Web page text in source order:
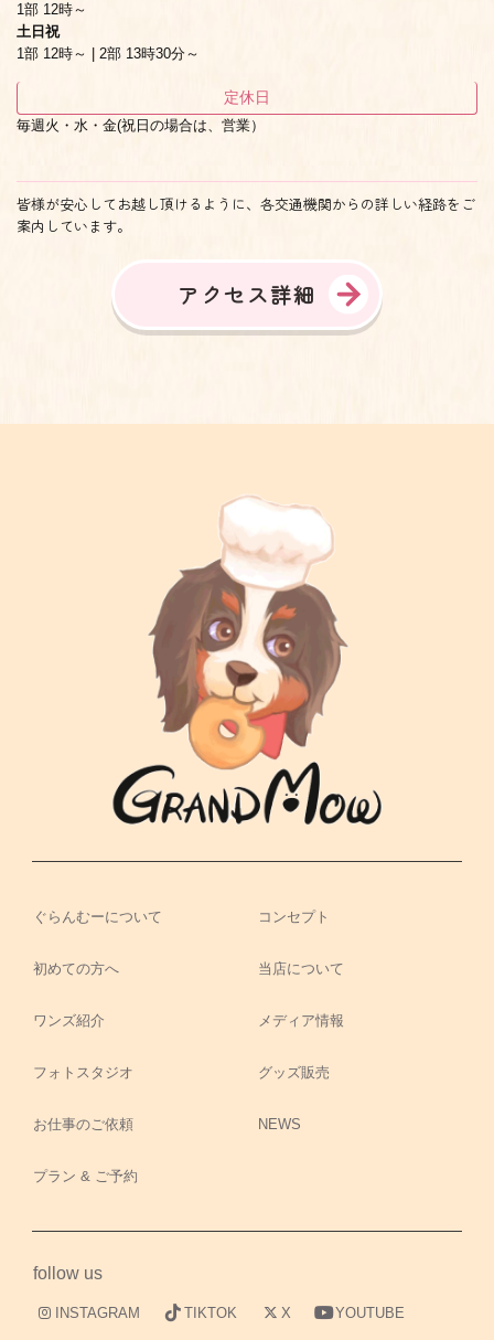
1部 12時～
土日祝
1部 12時～ | 2部 13時30分～
定休日
毎週火・水・金(祝日の場合は、営業）
皆様が安心してお越し頂けるように、各交通機関からの詳しい経路をご
案内しています。
アクセス詳細
ぐらんむーについて コンセプト
初めての方へ 当店について
ワンズ紹介 メディア情報
フォトスタジオ グッズ販売
お仕事のご依頼 NEWS
プラン & ご予約
follow us
INSTAGRAM TIKTOK X YOUTUBE